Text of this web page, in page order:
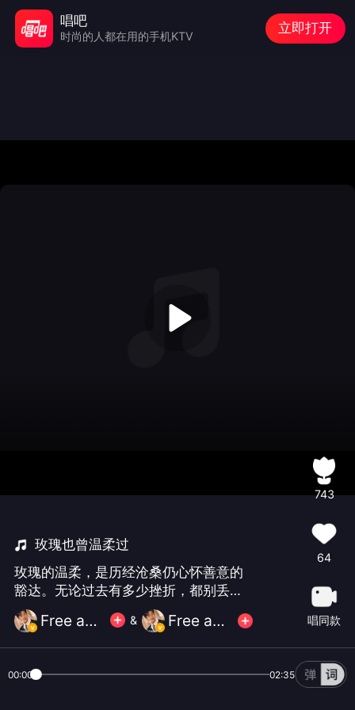
玫瑰也曾温柔过
玫瑰的温柔，是历经沧桑仍心怀善意的
豁达。无论过去有多少挫折，都别丢了
内心的温柔。用这份温柔去拥抱世界，
日子再难，也能开出绚烂的花。✨ ✨ ✨
✨ ✨ ✨ ✨ ✨ ✨ ✨
Free and easy黎 & Free and easy黎
743
64
唱同款
00:00 02:35
唱吧
时尚的人都在用的手机KTV
立即打开